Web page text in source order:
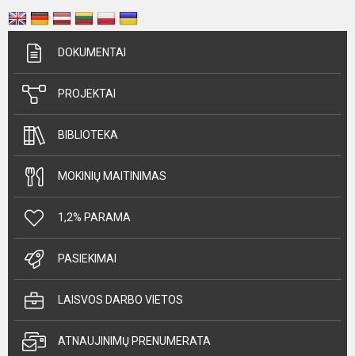
DOKUMENTAI
PROJEKTAI
BIBLIOTEKA
MOKINIŲ MAITINIMAS
1,2% PARAMA
PASIEKIMAI
LAISVOS DARBO VIETOS
ATNAUJINIMŲ PRENUMERATA